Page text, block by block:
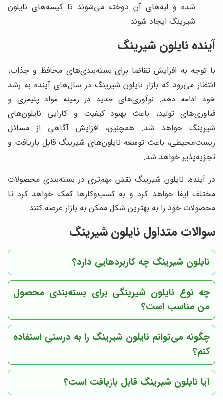
شده و لبه‌های آن دوخته می‌شوند تا کیسه‌های نایلون
شیرینگ ایجاد شوند.
آینده نایلون شیرینگ
با توجه به افزایش تقاضا برای بسته‌بندی‌های محافظ و جذاب،
انتظار می‌رود که بازار نایلون شیرینگ در سال‌های آینده به رشد
خود ادامه دهد. نوآوری‌های جدید در زمینه مواد پلیمری و
فناوری‌های تولید، باعث بهبود کیفیت و کارایی نایلون‌های
شیرینگ خواهد شد. همچنین، افزایش آگاهی از مسائل
زیست‌محیطی، باعث توسعه نایلون‌های شیرینگ قابل بازیافت و
تجزیه‌پذیر خواهد شد.
در آینده، نایلون شیرینگ نقش مهم‌تری در بسته‌بندی محصولات
مختلف ایفا خواهد کرد و به کسب‌وکارها کمک خواهد کرد تا
محصولات خود را به بهترین شکل ممکن به بازار عرضه کنند.
سوالات متداول نایلون شیرینگ
نایلون شیرینگ چه کاربردهایی دارد؟
چه نوع نایلون شیرینگی برای بسته‌بندی محصول
من مناسب است؟
چگونه می‌توانم نایلون شیرینگ را به درستی استفاده
کنم؟
آیا نایلون شیرینگ قابل بازیافت است؟